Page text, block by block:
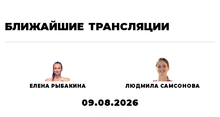
БЛИЖАЙШИЕ ТРАНСЛЯЦИИ
ЕЛЕНА РЫБАКИНА ЛЮДМИЛА САМСОНОВА
09.08.2026